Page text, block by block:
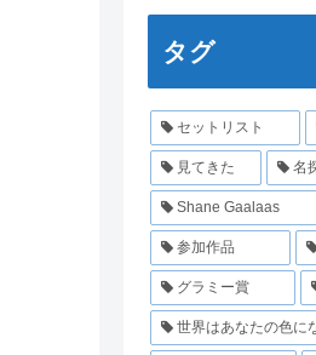
タグ
セットリスト
見てきた 名
Shane Gaalaas
参加作品
グラミー賞
世界はあなたの色に